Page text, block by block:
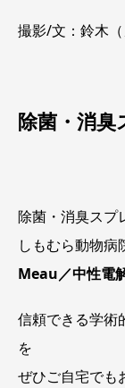
撮影/文：鈴木（
除菌・消臭
除菌・消臭スプ
しもむら動物病
Meau／中性電
信頼できる学術
を
ぜひご自宅でも